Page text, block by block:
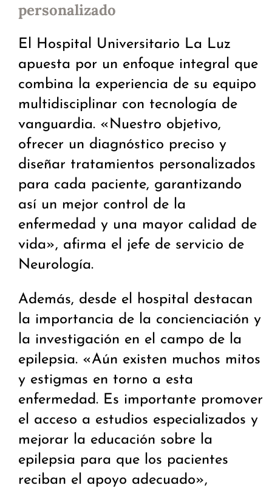
personalizado
El Hospital Universitario La Luz
apuesta por un enfoque integral que
combina la experiencia de su equipo
multidisciplinar con tecnología de
vanguardia. «Nuestro objetivo,
ofrecer un diagnóstico preciso y
diseñar tratamientos personalizados
para cada paciente, garantizando
así un mejor control de la
enfermedad y una mayor calidad de
vida», afirma el jefe de servicio de
Neurología.
Además, desde el hospital destacan
la importancia de la concienciación y
la investigación en el campo de la
epilepsia. «Aún existen muchos mitos
y estigmas en torno a esta
enfermedad. Es importante promover
el acceso a estudios especializados y
mejorar la educación sobre la
epilepsia para que los pacientes
reciban el apoyo adecuado»,